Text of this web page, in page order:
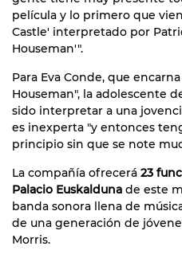
película y lo primero que
Castle' interpretado por
Houseman'".
Para Eva Conde, que
Houseman", la adolescente
sido interpretar a una
es inexperta "y entonces
principio sin que se note
La compañía ofrecerá 23
Palacio Euskalduna de este
banda sonora llena de
de una generación de
Morris.